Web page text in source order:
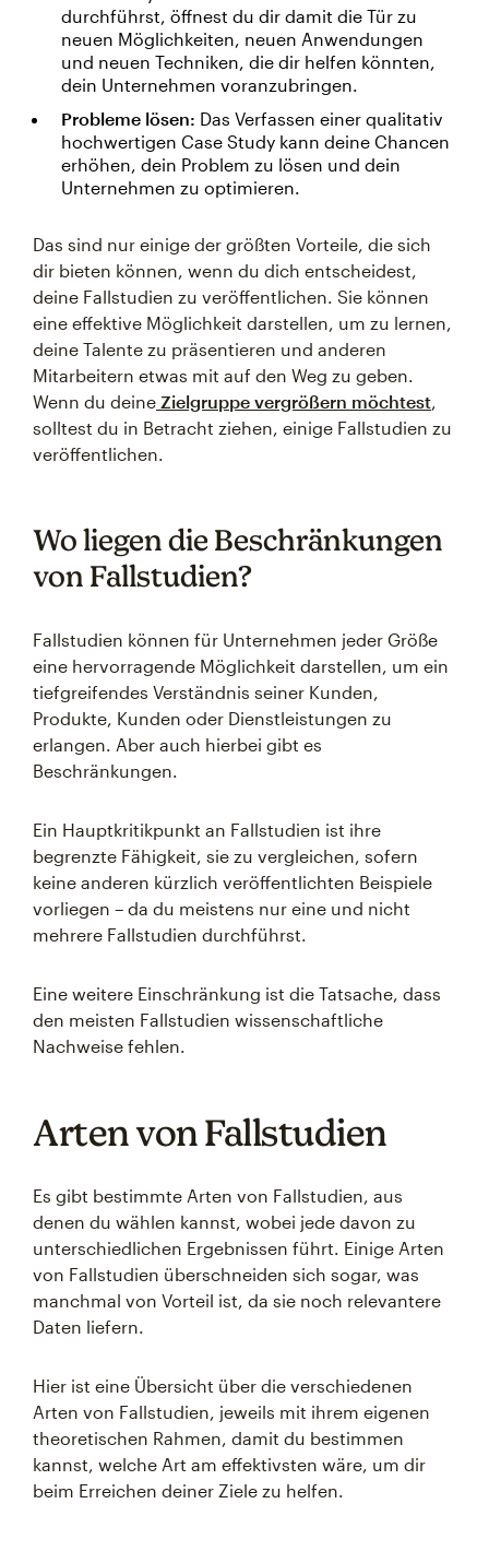
durchführst, öffnest du dir damit die Tür zu
neuen Möglichkeiten, neuen Anwendungen
und neuen Techniken, die dir helfen könnten,
dein Unternehmen voranzubringen.
Probleme lösen: Das Verfassen einer qualitativ
hochwertigen Case Study kann deine Chancen
erhöhen, dein Problem zu lösen und dein
Unternehmen zu optimieren.
Das sind nur einige der größten Vorteile, die sich
dir bieten können, wenn du dich entscheidest,
deine Fallstudien zu veröffentlichen. Sie können
eine effektive Möglichkeit darstellen, um zu lernen,
deine Talente zu präsentieren und anderen
Mitarbeitern etwas mit auf den Weg zu geben.
Wenn du deine Zielgruppe vergrößern möchtest,
solltest du in Betracht ziehen, einige Fallstudien zu
veröffentlichen.
Wo liegen die Beschränkungen
von Fallstudien?
Fallstudien können für Unternehmen jeder Größe
eine hervorragende Möglichkeit darstellen, um ein
tiefgreifendes Verständnis seiner Kunden,
Produkte, Kunden oder Dienstleistungen zu
erlangen. Aber auch hierbei gibt es
Beschränkungen.
Ein Hauptkritikpunkt an Fallstudien ist ihre
begrenzte Fähigkeit, sie zu vergleichen, sofern
keine anderen kürzlich veröffentlichten Beispiele
vorliegen – da du meistens nur eine und nicht
mehrere Fallstudien durchführst.
Eine weitere Einschränkung ist die Tatsache, dass
den meisten Fallstudien wissenschaftliche
Nachweise fehlen.
Arten von Fallstudien
Es gibt bestimmte Arten von Fallstudien, aus
denen du wählen kannst, wobei jede davon zu
unterschiedlichen Ergebnissen führt. Einige Arten
von Fallstudien überschneiden sich sogar, was
manchmal von Vorteil ist, da sie noch relevantere
Daten liefern.
Hier ist eine Übersicht über die verschiedenen
Arten von Fallstudien, jeweils mit ihrem eigenen
theoretischen Rahmen, damit du bestimmen
kannst, welche Art am effektivsten wäre, um dir
beim Erreichen deiner Ziele zu helfen.